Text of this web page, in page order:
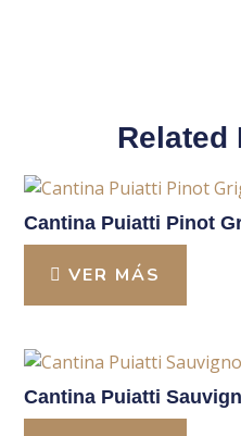
Related
Cantina Puiatti Pinot
VER MÁS
Cantina Puiatti